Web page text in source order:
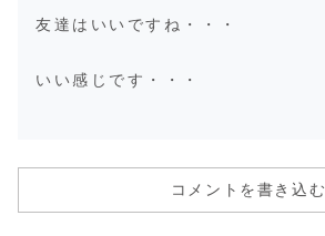
友達はいいですね・・・
いい感じです・・・
コメントを書き込む